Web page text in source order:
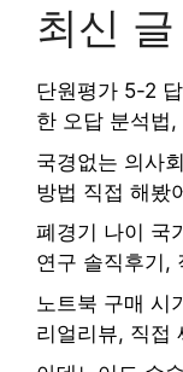
최신 글
단원평가 5-2
한 오답 분석법
국경없는 의사
방법 직접 해봤
폐경기 나이 국
연구 솔직후기,
노트북 구매 시
리얼리뷰, 직접